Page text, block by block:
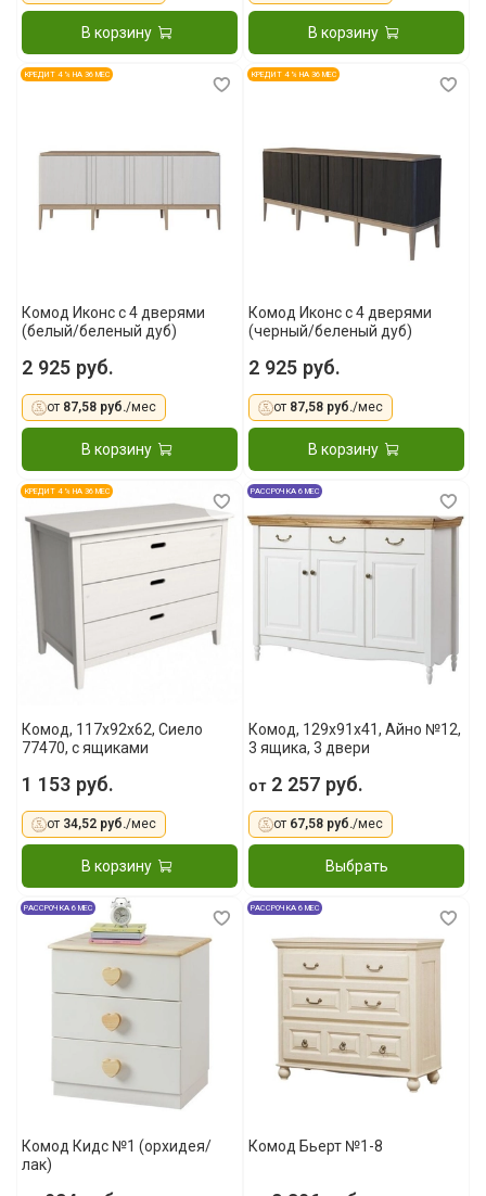
В корзину В корзину
КРЕДИТ 4 % НА 36 МЕС
Комод Иконс с 4 дверями
(белый/беленый дуб)
2 925 руб.
от 87,58 руб./мес
В корзину
КРЕДИТ 4 % НА 36 МЕС
Комод Иконс с 4 дверями
(черный/беленый дуб)
2 925 руб.
от 87,58 руб./мес
В корзину
КРЕДИТ 4 % НА 36 МЕС
Комод, 117x92x62, Сиело
77470, с ящиками
1 153 руб.
от 34,52 руб./мес
В корзину
РАССРОЧКА 6 МЕС
Комод, 129x91x41, Айно №12,
3 ящика, 3 двери
от2 257 руб.
от 67,58 руб./мес
Выбрать
РАССРОЧКА 6 МЕС
Комод Кидс №1 (орхидея/
лак)
РАССРОЧКА 6 МЕС
Комод Бьерт №1-8